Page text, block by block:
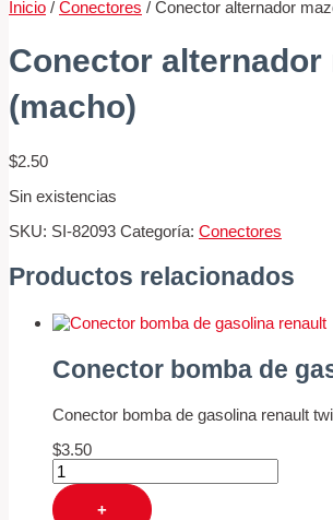
Inicio / Conectores / Conector alternador
Conector alternador
(macho)
$2.50
Sin existencias
SKU: SI-82093 Categoría: Conectores
Productos relacionados
Conector bomba de
Conector bomba de gasolina renault
$3.50
+